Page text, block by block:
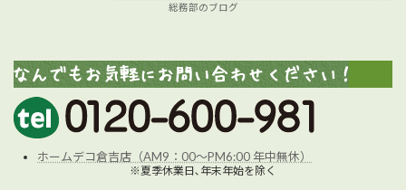
総務部のブログ
ホームデコ倉吉店（AM9：00～PM6:00 年中無休）
※夏季休業日､年末年始を除く